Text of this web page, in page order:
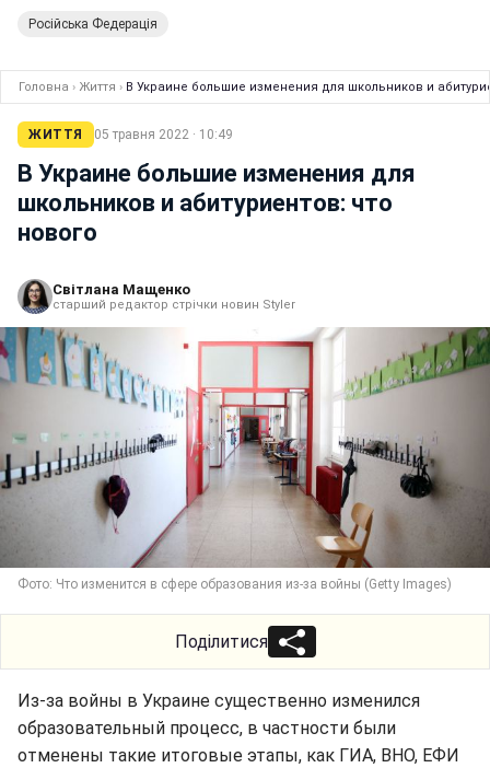
Російська Федерація
Головна › Життя › В Украине большие изменения для школьников и
ЖИТТЯ 05 травня 2022 · 10:49
В Украине большие изменения для
школьников и абитуриентов: что
нового
Світлана Мащенко
старший редактор стрічки новин Styler
Фото: Что изменится в сфере образования из-за войны (Getty Images)
Поділитися
Из-за войны в Украине существенно изменился
образовательный процесс, в частности были
отменены такие итоговые этапы, как ГИА, ВНО, ЕФИ